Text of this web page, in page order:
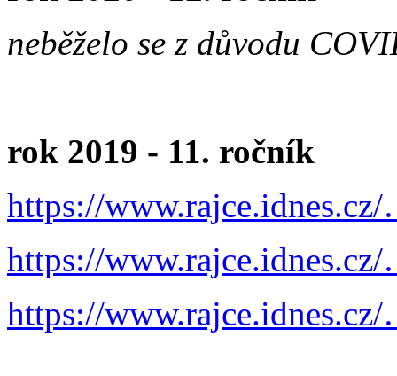
neběželo se z důvodu
rok 2019 - 11. ročník
https://
https://
https://